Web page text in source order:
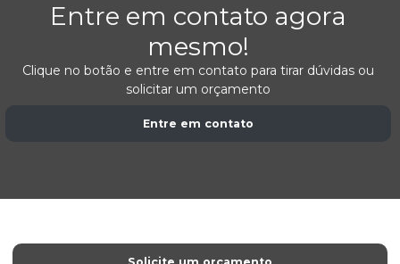
Entre em contato agora
mesmo!
Clique no botão e entre em contato para tirar dúvidas ou
solicitar um orçamento
Entre em contato